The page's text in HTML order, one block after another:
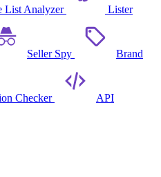
List Analyzer Lister
Seller Spy Brand
Checker
API